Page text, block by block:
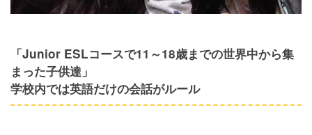
「Junior ESLコースで11～18歳までの世界中から集
まった子供達」
学校内では英語だけの会話がルール